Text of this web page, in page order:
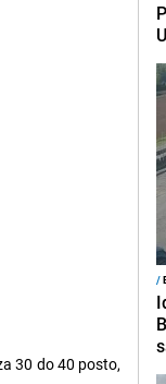
30 do 40 posto,
/